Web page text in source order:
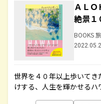
ＡＬ
絶景１
BOOKS
世界を４０年以上歩いて
けする、人生を輝かせる